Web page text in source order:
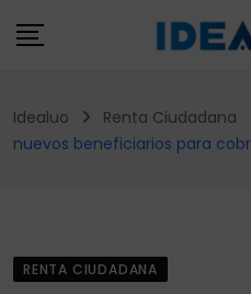
to
Idealuo Renta Ciudadana
nuevos beneficiarios para
RENTA CIUDADANA